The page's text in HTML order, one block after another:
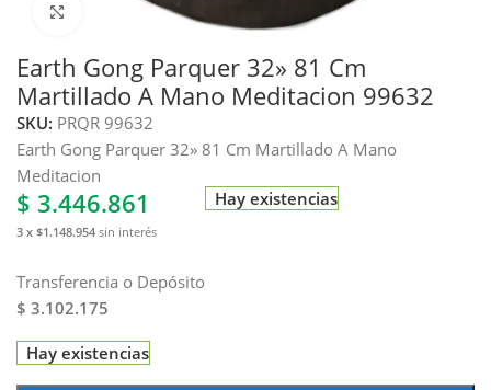
Haga clic para ampliar
Earth Gong Parquer 32» 81 Cm
Martillado A Mano Meditacion 99632
SKU: PRQR 99632
Earth Gong Parquer 32» 81 Cm Martillado A Mano
Meditacion
$ 3.446.861
3 x $1.148.954 sin interés
Transferencia o Depósito
$ 3.102.175
Hay existencias
Hay existencias